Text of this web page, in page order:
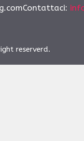
:
reserverd.